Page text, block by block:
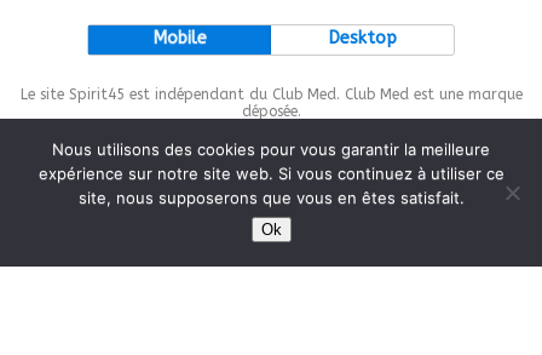
Mobile Desktop
Le site Spirit45 est indépendant du Club Med. Club Med est une marque
déposée.
This site is protected bywp-copyrightpro.com
Nous utilisons des cookies pour vous garantir la meilleure
expérience sur notre site web. Si vous continuez à utiliser ce
site, nous supposerons que vous en êtes satisfait.
Ok